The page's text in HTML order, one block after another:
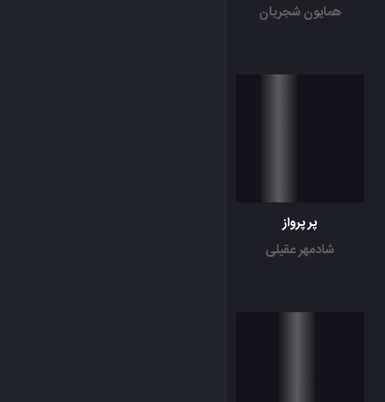
همایون شجریان
پر پرواز
شادمهر عقیلی